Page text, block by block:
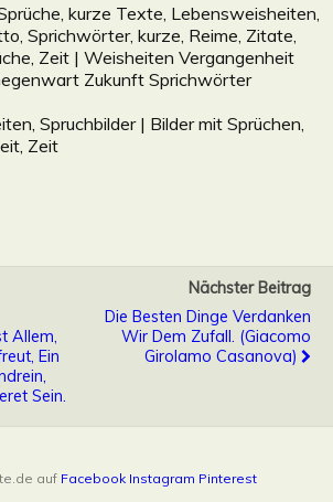
kurze Texte, Lebensweisheiten,
Sprichwörter, kurze, Reime, Zitate,
Zeit | Weisheiten Vergangenheit
Zukunft Sprichwörter
Spruchbilder | Bilder mit Sprüchen,
Zeit
Allem,
Ein
Sein.
Nächster Beitrag
Die Besten Dinge Verdanken
Wir Dem Zufall. (Giacomo
Girolamo Casanova)
auf Facebook Instagram Pinterest